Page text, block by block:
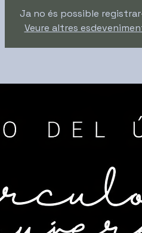
Ja no és possible
Veure altres